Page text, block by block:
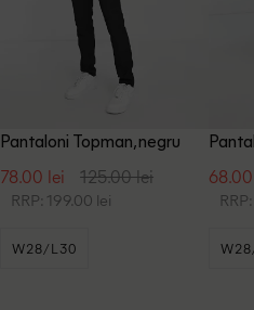
Pantaloni Topman, negru
78.00 lei 125.00 lei
RRP: 199.00 lei
W28/L30